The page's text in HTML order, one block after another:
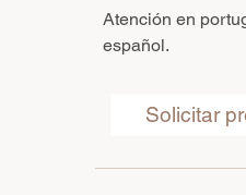
Atención en
español.
Solicitar